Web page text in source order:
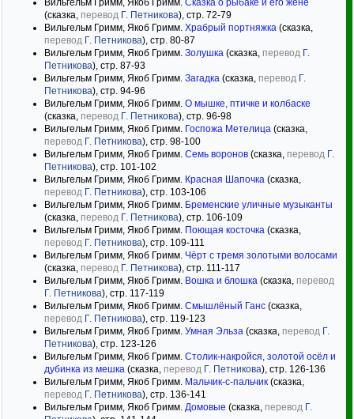
Вильгельм Гримм, Якоб Гримм. Сказка о рыбаке и его жене
(сказка, перевод Г. Петникова), стр. 72-79
Вильгельм Гримм, Якоб Гримм. Храбрый портняжка (сказка,
перевод Г. Петникова), стр. 80-87
Вильгельм Гримм, Якоб Гримм. Золушка (сказка, перевод Г.
Петникова), стр. 87-93
Вильгельм Гримм, Якоб Гримм. Загадка (сказка, перевод Г.
Петникова), стр. 94-96
Вильгельм Гримм, Якоб Гримм. О мышке, птичке и колбаске
(сказка, перевод Г. Петникова), стр. 96-98
Вильгельм Гримм, Якоб Гримм. Госпожа Метелица (сказка,
перевод Г. Петникова), стр. 98-100
Вильгельм Гримм, Якоб Гримм. Семь воронов (сказка, перевод Г.
Петникова), стр. 101-102
Вильгельм Гримм, Якоб Гримм. Красная Шапочка (сказка,
перевод Г. Петникова), стр. 103-106
Вильгельм Гримм, Якоб Гримм. Бременские уличные музыканты
(сказка, перевод Г. Петникова), стр. 106-109
Вильгельм Гримм, Якоб Гримм. Поющая косточка (сказка,
перевод Г. Петникова), стр. 109-111
Вильгельм Гримм, Якоб Гримм. Чёрт с тремя золотыми волосами
(сказка, перевод Г. Петникова), стр. 111-117
Вильгельм Гримм, Якоб Гримм. Вошка и блошка (сказка, перевод
Г. Петникова), стр. 117-119
Вильгельм Гримм, Якоб Гримм. Смышлёный Ганс (сказка,
перевод Г. Петникова), стр. 119-123
Вильгельм Гримм, Якоб Гримм. Умная Эльза (сказка, перевод Г.
Петникова), стр. 123-126
Вильгельм Гримм, Якоб Гримм. Столик-накройся, золотой осёл и
дубинка из мешка (сказка, перевод Г. Петникова), стр. 126-136
Вильгельм Гримм, Якоб Гримм. Мальчик-с-пальчик (сказка,
перевод Г. Петникова), стр. 136-141
Вильгельм Гримм, Якоб Гримм. Домовые (сказка, перевод Г.